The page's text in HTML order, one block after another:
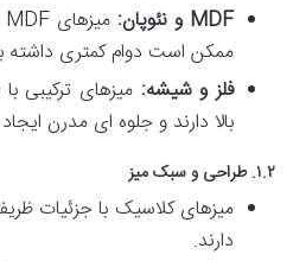
MDF و نئوپان:
ممکن است دوام کمتری داشته
فلز و شیشه: میزهای ترکیبی
بالا دارند و جلوه ای مدرن
۱.۲. طراحی و سبک میز
میزهای کلاسیک با جزئیات
دارند.